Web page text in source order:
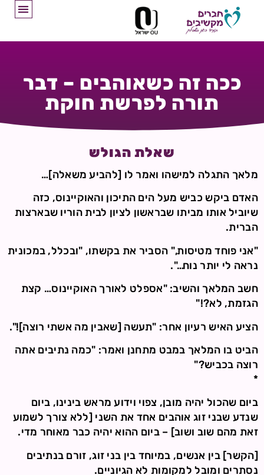
ככה זה כשאוהבים – דבר
תורה לפרשת חוקת
שאלת הגולש
מלאך התגלה למישהו ואמר לו [להביע משאלה]…
האדם ביקש כביש מעל הים התיכון והאוקיינוס, כזה
שיוביל אותו מביתו שבראשון לציון לבית הוריו שבארצות
הברית.
"אני פוחד מטיסות," הסביר את בקשתו, "ובכלל, במכונית
נראה לי יותר נוח…".
חשב המלאך והשיב: "אספלט לאורך האוקיינוס… קצת
הגזמת, לא?!"
הציע האיש רעיון אחר: "תעשה [שאבין מה אשתי רוצה]!".
הביט בו המלאך במבט מתחנן ואמר: "כמה נתיבים אתה
רוצה בכביש?"
*
ביום שהכול יהיה מובן, צפוי וידוע מראש בינינו, ביום
שנדע שבני זוג אוהבים אחד את השני [ללא צורך לשמוע
זאת מהם שוב ושוב] – ביום ההוא יהיה כבר מאוחר מדי.
[הקשר] בין אנשים, במיוחד בין בני זוג, זורם בנתיבים
נסתרים ומובל למקומות לא הגיוניים.